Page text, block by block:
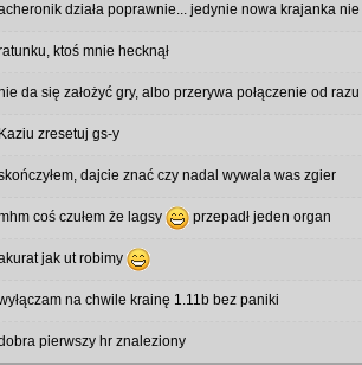
działa poprawnie... jedynie nowa krajanka nie
ktoś mnie hecknął
da się założyć gry, albo przerywa połączenie od
Kaziu zresetuj gs-y
dajcie znać czy nadal wywala was zgier
coś czułem że lagsy przepadł jeden organ
jak ut robimy
na chwile krainę 1.11b bez paniki
pierwszy hr znaleziony